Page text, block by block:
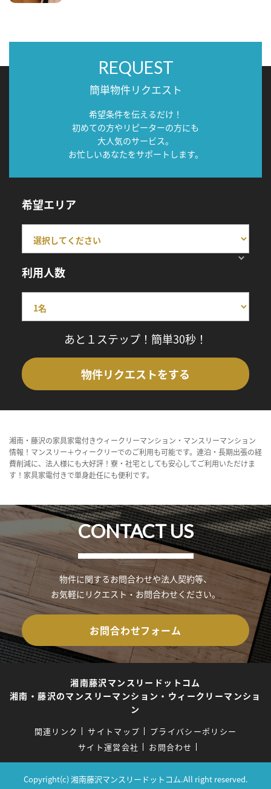
REQUEST
簡単物件リクエスト
希望条件を伝えるだけ！
初めての方やリピーターの方にも
大人気のサービス。
お忙しいあなたをサポートします。
希望エリア
利用人数
あと１ステップ！簡単30秒！
物件リクエストをする
湘南・藤沢の家具家電付きウィークリーマンション・マンスリーマンション
情報！マンスリー＋ウィークリーでのご利用も可能です。連泊・長期出張の経
費削減に、法人様にも大好評！寮・社宅としても安心してご利用いただけま
す！家具家電付きで単身赴任にも便利です。
CONTACT US
物件に関するお問合わせや法人契約等、
お気軽にリクエスト・お問合わせください。
お問合わせフォーム
湘南藤沢マンスリードットコム
湘南・藤沢のマンスリーマンション・ウィークリーマンショ
ン
関連リンク サイトマップ
プライバシーポリシー
サイト運営会社
お問合わせ
Copyright(c) 湘南藤沢マンスリードットコム.All right reserved.